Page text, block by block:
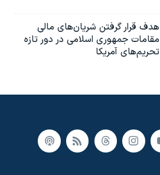
هدف قرار گرفتن شریان‌های مالی
مقامات جمهوری اسلامی در دور تازه
تحریم‌های آمریکا